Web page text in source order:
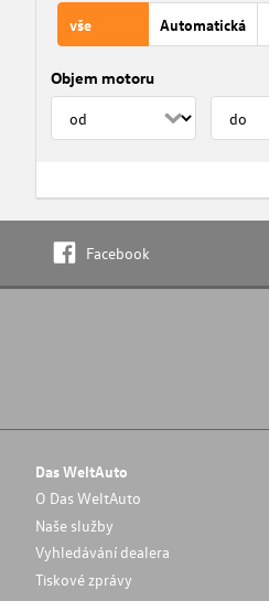
vše Automatická
Objem motoru
Facebook
Das WeltAuto
O Das WeltAuto
Naše služby
Vyhledávání dealera
Tiskové zprávy